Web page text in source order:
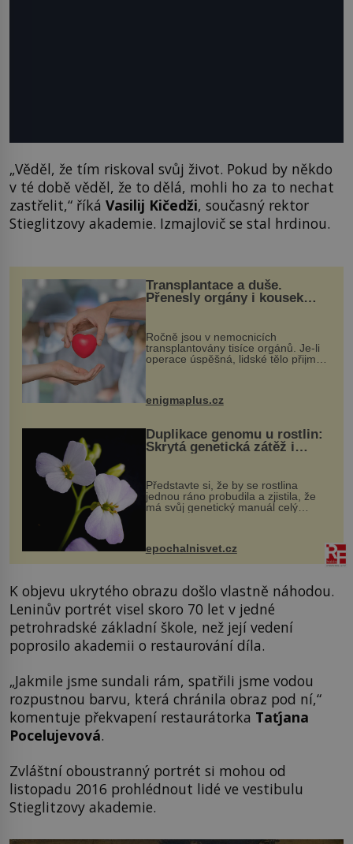
„Věděl, že tím riskoval svůj život. Pokud by někdo
v té době věděl, že to dělá, mohli ho za to nechat
zastřelit,“ říká Vasilij Kičedži, současný rektor
Stieglitzovy akademie. Izmajlovič se stal hrdinou.
Transplantace a duše.
Přenesly orgány i kousek
Ročně jsou v nemocnicích
transplantovány tisíce orgánů. Je-li
operace úspěšná, lidské tělo přijme
enigmaplus.cz
Duplikace genomu u rostlin:
Skrytá genetická zátěž i
Představte si, že by se rostlina
jednou ráno probudila a zjistila, že
má svůj genetický manuál celý
vstupenka...
epochalnisvet.cz
K objevu ukrytého obrazu došlo vlastně náhodou.
Leninův portrét visel skoro 70 let v jedné
petrohradské základní škole, než její vedení
poprosilo akademii o restaurování díla.
„Jakmile jsme sundali rám, spatřili jsme vodou
rozpustnou barvu, která chránila obraz pod ní,“
komentuje překvapení restaurátorka Taťjana
Pocelujevová.
Zvláštní oboustranný portrét si mohou od
listopadu 2016 prohlédnout lidé ve vestibulu
Stieglitzovy akademie.